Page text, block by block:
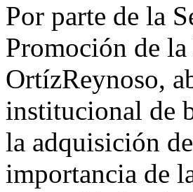
Por parte de la
Promoción de
OrtízReynoso,
institucional de
la adquisición
importancia de